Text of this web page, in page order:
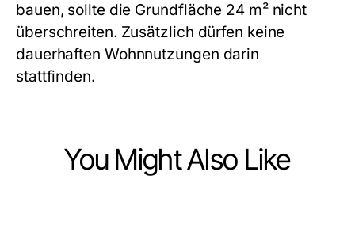
bauen, sollte die Grundfläche 24 m² nicht
überschreiten. Zusätzlich dürfen keine
dauerhaften Wohnnutzungen darin
stattfinden.
You Might Also Like